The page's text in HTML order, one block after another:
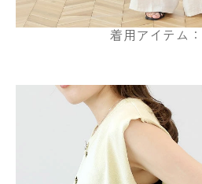
着用アイテム：